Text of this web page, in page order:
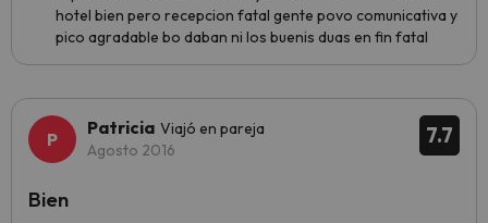
hotel bien pero recepcion fatal gente povo comunicativa y
pico agradable bo daban ni los buenis duas en fin fatal
7.7
Patricia Viajó en pareja
Agosto 2016
Bien